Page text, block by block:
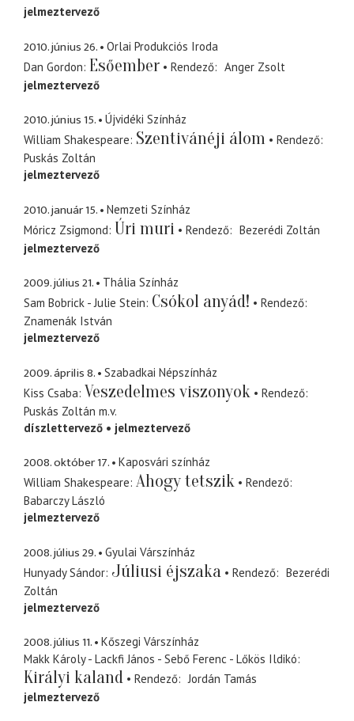
jelmeztervező
2010. június 26.
Orlai Produkciós Iroda
Dan Gordon Esőember Rendező
Anger Zsolt
jelmeztervező
2010. június 15.
Újvidéki Színház
William Shakespeare Szentivánéji álom
Rendező
Puskás Zoltán
jelmeztervező
2010. január 15.
Nemzeti Színház
Móricz Zsigmond Úri muri Rendező
Bezerédi Zoltán
jelmeztervező
2009. július 21.
Thália Színház
Sam Bobrick - Julie Stein Csókol anyád!
Rendező
Znamenák István
jelmeztervező
2009. április 8.
Szabadkai Népszínház
Kiss Csaba Veszedelmes viszonyok
Rendező
Puskás Zoltán m.v.
díszlettervező
jelmeztervező
2008. október 17.
Kaposvári színház
William Shakespeare Ahogy tetszik
Rendező
Babarczy László
jelmeztervező
2008. július 29.
Gyulai Várszínház
Hunyady Sándor Júliusi éjszaka Rendező
Bezerédi
Zoltán
jelmeztervező
2008. július 11.
Kőszegi Várszínház
Makk Károly - Lackfi János - Sebő Ferenc - Lőkös Ildikó
Királyi kaland Rendező
Jordán Tamás
jelmeztervező